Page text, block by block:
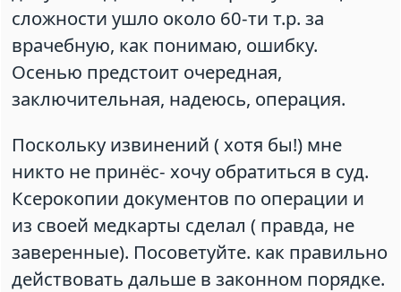
сложности ушло около 60-ти т.р. за
врачебную, как понимаю, ошибку.
Осенью предстоит очередная,
заключительная, надеюсь, операция.
Поскольку извинений ( хотя бы!) мне
никто не принёс- хочу обратиться в суд.
Ксерокопии документов по операции и
из своей медкарты сделал ( правда, не
заверенные). Посоветуйте. как правильно
действовать дальше в законном порядке.